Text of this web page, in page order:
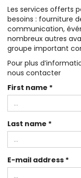
Les services offerts
besoins : fourniture
communication,
nombreux autres
groupe important
Pour plus
nous contacter
First name *
Last name *
E-mail address *